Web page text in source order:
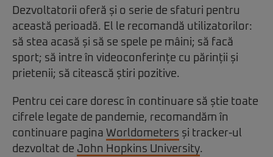
Dezvoltatorii oferă și o serie de sfaturi pentru
această perioadă. El le recomandă utilizatorilor:
să stea acasă și să se spele pe mâini; să facă
sport; să intre în videoconferințe cu părinții și
prietenii; să citească știri pozitive.
Pentru cei care doresc în continuare să știe toate
cifrele legate de pandemie, recomandăm în
continuare pagina Worldometers și tracker-ul
dezvoltat de John Hopkins University.